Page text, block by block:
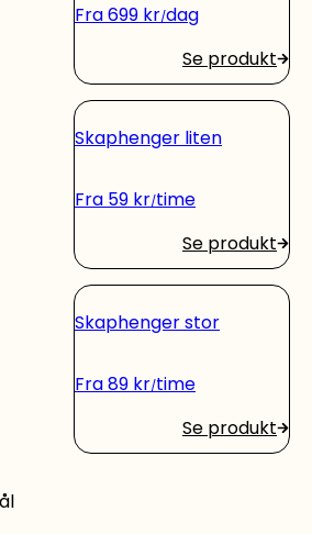
Fra699 kr dag
Se produkt
Skaphenger liten
Fra 59 kr time
Se produkt
Skaphenger stor
Fra89 kr time
Se produkt